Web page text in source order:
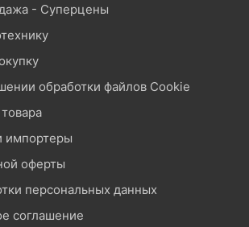
- Суперцены
обработки файлов Cookie
импортеры
оферты
персональных данных
соглашение